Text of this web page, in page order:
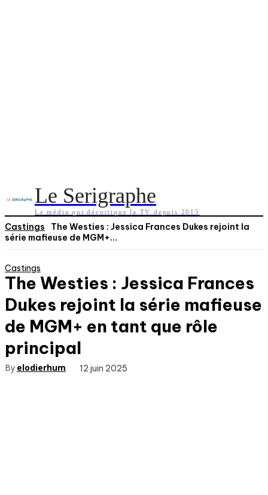
Le Serigraphe
Le média qui décortique la TV depuis 2015
Castings
The Westies : Jessica Frances Dukes rejoint la
série mafieuse de MGM+...
Castings
The Westies : Jessica Frances
Dukes rejoint la série mafieuse
de MGM+ en tant que rôle
principal
By elodierhum 12 juin 2025